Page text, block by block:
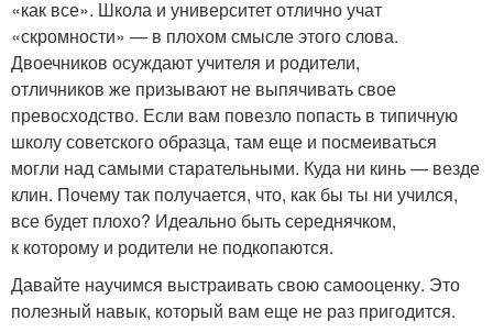
«как все». Школа и университет отлично учат
«скромности» — в плохом смысле этого слова.
Двоечников осуждают учителя и родители,
отличников же призывают не выпячивать свое
превосходство. Если вам повезло попасть в типичную
школу советского образца, там еще и посмеиваться
могли над самыми старательными. Куда ни кинь — везде
клин. Почему так получается, что, как бы ты ни учился,
все будет плохо? Идеально быть середнячком,
к которому и родители не подкопаются.
Давайте научимся выстраивать свою самооценку. Это
полезный навык, который вам еще не раз пригодится.